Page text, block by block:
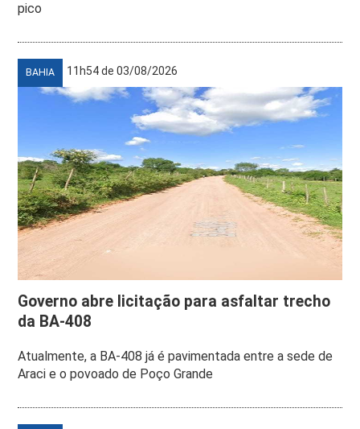
pico
BAHIA 11h54 de 03/08/2026
Governo abre licitação para asfaltar trecho
da BA-408
Atualmente, a BA-408 já é pavimentada entre a sede de
Araci e o povoado de Poço Grande